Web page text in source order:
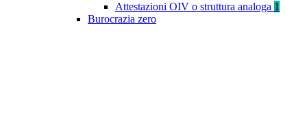
Attestazioni OIV o struttura analoga 1
Burocrazia zero